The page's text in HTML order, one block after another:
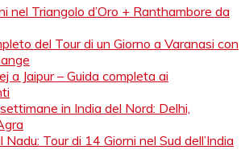
nel Triangolo d’Oro + Ranthambore da
del Tour di un Giorno a Varanasi con
a Jaipur – Guida completa ai
in India del Nord: Delhi,
Nadu: Tour di 14 Giorni nel Sud dell’India